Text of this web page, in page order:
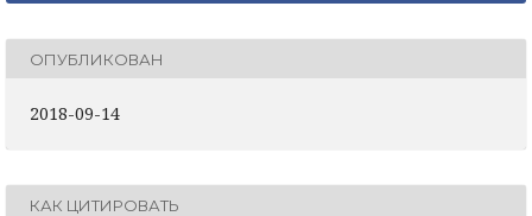
ОПУБЛИКОВАН
2018-09-14
КАК ЦИТИРОВАТЬ